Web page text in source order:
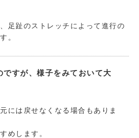
足趾のストレッチによって進行の
。
ですが、様子をみておいて大
には戻せなくなる場合もありま
めします。